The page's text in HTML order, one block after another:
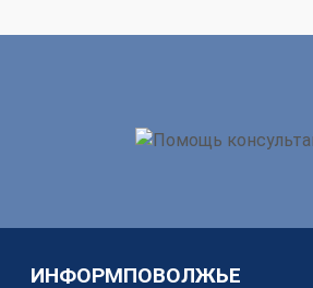
ИНФОРМПОВОЛЖЬЕ